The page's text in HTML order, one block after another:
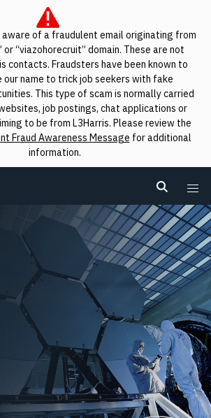
aware of a fraudulent email originating from
or “viazohorecruit” domain. These are not
contacts. Fraudsters have been known to
name to trick job seekers with fake
This type of scam is normally carried
job postings, chat applications or
to be from L3Harris. Please review the
Fraud Awareness Message for additional
information.
Search